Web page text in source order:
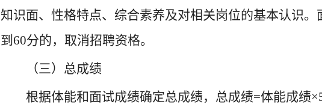
知识面、性格特点、综合素养及对相关岗位的基本认识
到60分的，取消招聘资格。
（三）总成绩
根据体能和面试成绩确定总成绩，总成绩=体能成绩